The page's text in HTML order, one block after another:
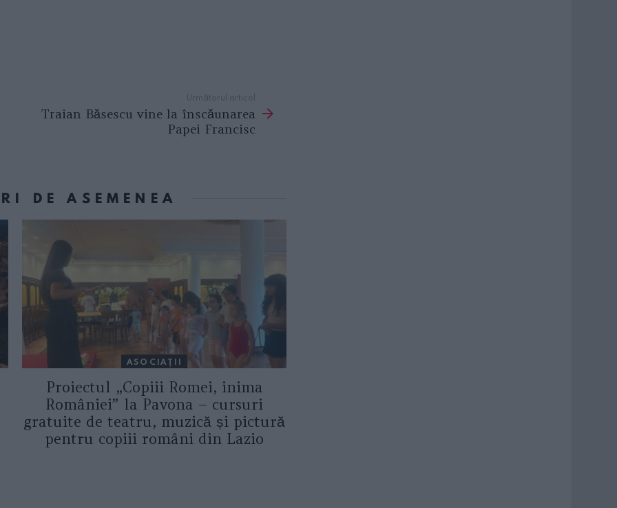
Următorul articol
Traian Băsescu vine la înscăunarea
Papei Francisc
DE ASEMENEA
ASOCIAŢII
Proiectul „Copiii Romei, inima
României” la Pavona – cursuri
gratuite de teatru, muzică și pictură
pentru copiii români din Lazio